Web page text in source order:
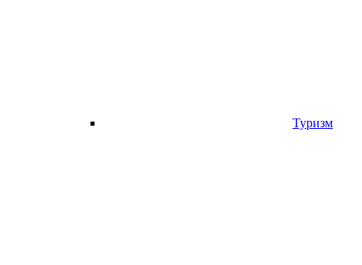
Туризм